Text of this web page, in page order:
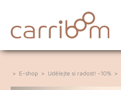
> E-shop > Udělejte si radost! -10% >